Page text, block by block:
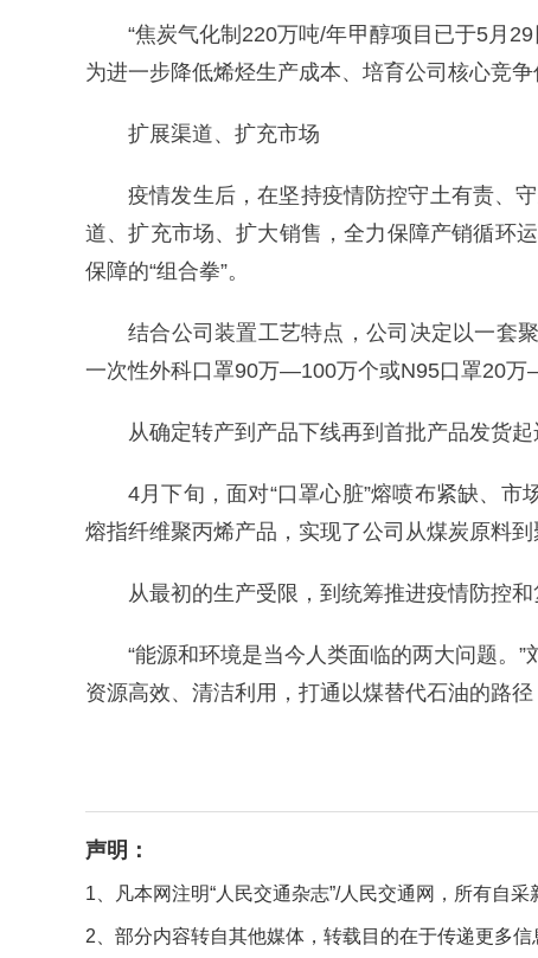
“焦炭气化制220万吨/年甲醇项目已于5月
为进一步降低烯烃生产成本、培育公司核心竞争
扩展渠道、扩充市场
疫情发生后，在坚持疫情防控守土有责、
道、扩充市场、扩大销售，全力保障产销循环
保障的“组合拳”。
结合公司装置工艺特点，公司决定以一套
一次性外科口罩90万—100万个或N95口罩20万
从确定转产到产品下线再到首批产品发货
4月下旬，面对“口罩心脏”熔喷布紧缺、
熔指纤维聚丙烯产品，实现了公司从煤炭原料
从最初的生产受限，到统筹推进疫情防控
“能源和环境是当今人类面临的两大问题。
资源高效、清洁利用，打通以煤替代石油的路
声明：
1、凡本网注明“人民交通杂志”/人民交通网，所有自
2、部分内容转自其他媒体，转载目的在于传递更多